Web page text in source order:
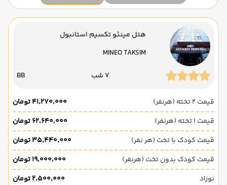
هتل مینئو تکسیم استانبول
MINEO TAKSIM
7 شب BB
قیمت 2 تخته (هرنفر)
۴۱٬۲۷۰٬۰۰۰ تومان
قیمت 1 تخته (هرنفر)
۶۲٬۶۴۰٬۰۰۰ تومان
قیمت کودک با تخت (هر نفر)
۳۵٬۴۴۰٬۰۰۰ تومان
قیمت کودک بدون تخت (هرنفر)
۱۹٬۰۰۰٬۰۰۰ تومان
نوزاد
۲٬۵۰۰٬۰۰۰ تومان